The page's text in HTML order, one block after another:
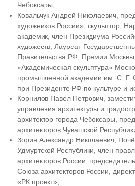
Чебоксары;
Ковальчук Андрей Николаевич,
художников России», скульптор,
академик, член Президиума
художеств, Лауреат
Правительства РФ, Премии
«Академическая скульптура»
промышленной академии им. С. Г.
при Президенте РФ по культуре и
Корнилов Павел Петрович,
управления архитектуры и
архитектор города Чебоксары,
архитекторов Чувашской
Зорин Александр Николаевич,
Удмуртской Республики, член
архитекторов России,
Союза архитекторов России,
«РК проект»;